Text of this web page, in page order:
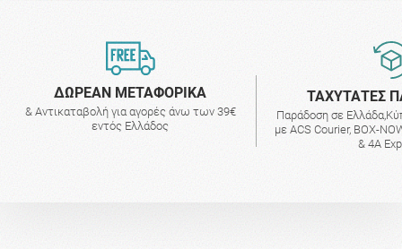
ΔΩΡΕΑΝ ΜΕΤΑΦΟΡΙΚΑ
& Αντικαταβολή για αγορές άνω των 39€
εντός Ελλάδος
ΤΑΧΥΤΑΤΕΣ
Παράδοση σε
με ACS Courier, BOX-
& 4A